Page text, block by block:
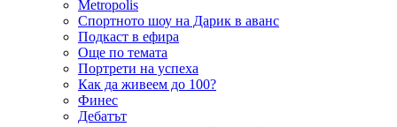
Metropolis
Спортното шоу на Дарик в аванс
Подкаст в ефира
Още по темата
Портрети на успеха
Как да живеем до 100?
Финес
Дебатът